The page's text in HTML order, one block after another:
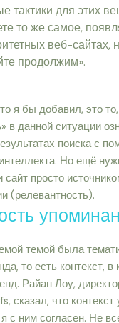
тактики для этих
то же самое,
веб-сайтах,
продолжим».
я бы добавил, это
в данной ситуации
поиска с
Но ещё
сайт просто
(релевантность).
темой была
то есть контекст, в
Райан Лоу,
сказал, что
с ним согласен. Не